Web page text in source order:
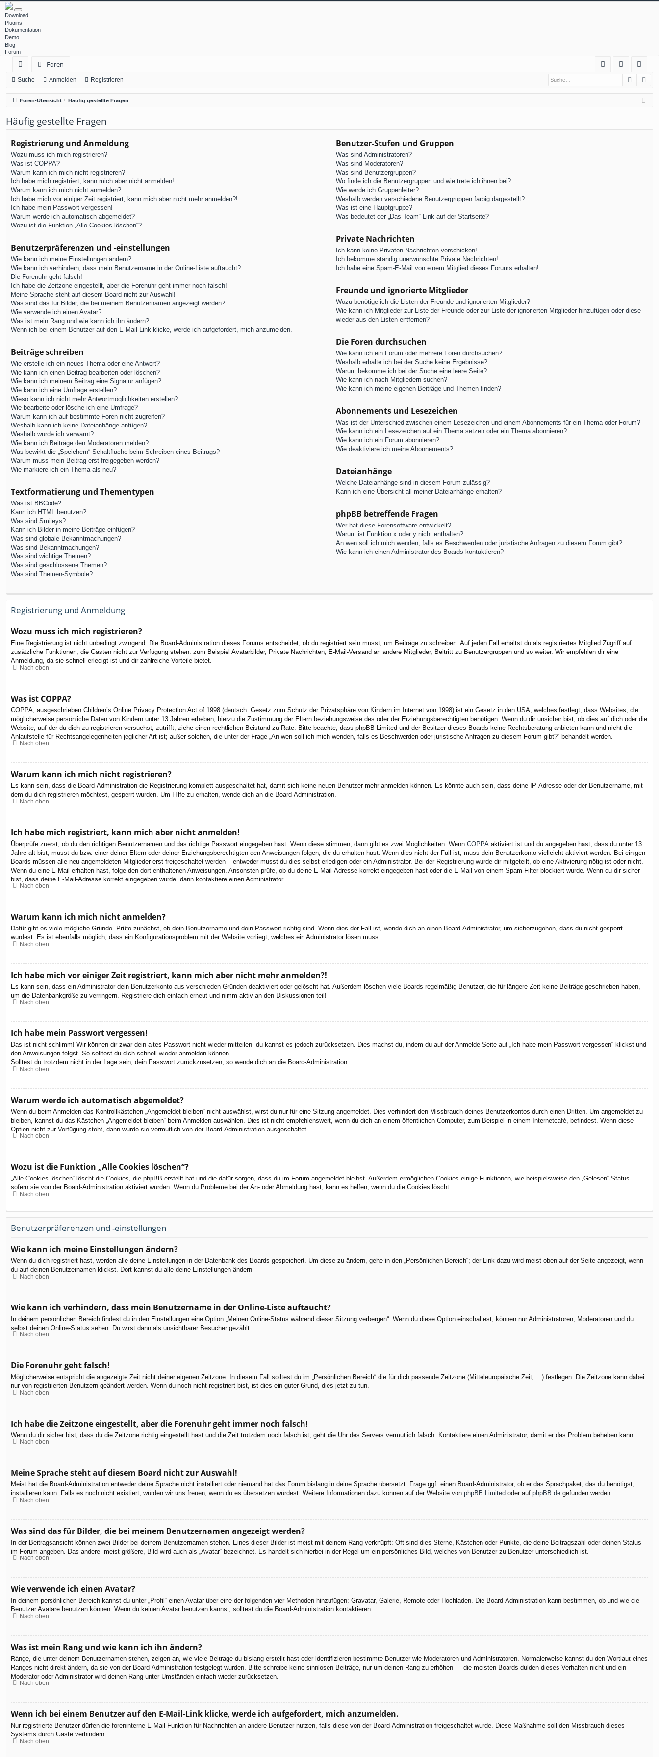
Download
Plugins
Dokumentation
Demo
Blog
Forum
ch
ne
llz
ug
rif
f
Foren
Q
m
el
eg
ist
rie
Suche Anmelden Registrieren Suche
Foren-Übersicht Häufig gestellte Fragen
Häufig gestellte Fragen
Registrierung und Anmeldung
Wozu muss ich mich registrieren?
Was ist COPPA?
Warum kann ich mich nicht registrieren?
Ich habe mich registriert, kann mich aber nicht anmelden!
Warum kann ich mich nicht anmelden?
Ich habe mich vor einiger Zeit registriert, kann mich aber nicht mehr anmelden?!
Ich habe mein Passwort vergessen!
Warum werde ich automatisch abgemeldet?
Wozu ist die Funktion „Alle Cookies löschen“?
Benutzerpräferenzen und -einstellungen
Wie kann ich meine Einstellungen ändern?
Wie kann ich verhindern, dass mein Benutzername in der Online-Liste auftaucht?
Die Forenuhr geht falsch!
Ich habe die Zeitzone eingestellt, aber die Forenuhr geht immer noch falsch!
Meine Sprache steht auf diesem Board nicht zur Auswahl!
Was sind das für Bilder, die bei meinem Benutzernamen angezeigt werden?
Wie verwende ich einen Avatar?
Was ist mein Rang und wie kann ich ihn ändern?
Wenn ich bei einem Benutzer auf den E-Mail-Link klicke, werde ich aufgefordert, mich anzumelden.
Beiträge schreiben
Wie erstelle ich ein neues Thema oder eine Antwort?
Wie kann ich einen Beitrag bearbeiten oder löschen?
Wie kann ich meinem Beitrag eine Signatur anfügen?
Wie kann ich eine Umfrage erstellen?
Wieso kann ich nicht mehr Antwortmöglichkeiten erstellen?
Wie bearbeite oder lösche ich eine Umfrage?
Warum kann ich auf bestimmte Foren nicht zugreifen?
Weshalb kann ich keine Dateianhänge anfügen?
Weshalb wurde ich verwarnt?
Wie kann ich Beiträge den Moderatoren melden?
Was bewirkt die „Speichern“-Schaltfläche beim Schreiben eines Beitrags?
Warum muss mein Beitrag erst freigegeben werden?
Wie markiere ich ein Thema als neu?
Textformatierung und Thementypen
Was ist BBCode?
Kann ich HTML benutzen?
Was sind Smileys?
Kann ich Bilder in meine Beiträge einfügen?
Was sind globale Bekanntmachungen?
Was sind Bekanntmachungen?
Was sind wichtige Themen?
Was sind geschlossene Themen?
Was sind Themen-Symbole?
Benutzer-Stufen und Gruppen
Was sind Administratoren?
Was sind Moderatoren?
Was sind Benutzergruppen?
Wo finde ich die Benutzergruppen und wie trete ich ihnen bei?
Wie werde ich Gruppenleiter?
Weshalb werden verschiedene Benutzergruppen farbig dargestellt?
Was ist eine Hauptgruppe?
Was bedeutet der „Das Team“-Link auf der Startseite?
Private Nachrichten
Ich kann keine Privaten Nachrichten verschicken!
Ich bekomme ständig unerwünschte Private Nachrichten!
Ich habe eine Spam-E-Mail von einem Mitglied dieses Forums erhalten!
Freunde und ignorierte Mitglieder
Wozu benötige ich die Listen der Freunde und ignorierten Mitglieder?
Wie kann ich Mitglieder zur Liste der Freunde oder zur Liste der ignorierten Mitglieder hinzufügen oder diese
wieder aus den Listen entfernen?
Die Foren durchsuchen
Wie kann ich ein Forum oder mehrere Foren durchsuchen?
Weshalb erhalte ich bei der Suche keine Ergebnisse?
Warum bekomme ich bei der Suche eine leere Seite?
Wie kann ich nach Mitgliedern suchen?
Wie kann ich meine eigenen Beiträge und Themen finden?
Abonnements und Lesezeichen
Was ist der Unterschied zwischen einem Lesezeichen und einem Abonnements für ein Thema oder Forum?
Wie kann ich ein Lesezeichen auf ein Thema setzen oder ein Thema abonnieren?
Wie kann ich ein Forum abonnieren?
Wie deaktiviere ich meine Abonnements?
Dateianhänge
Welche Dateianhänge sind in diesem Forum zulässig?
Kann ich eine Übersicht all meiner Dateianhänge erhalten?
phpBB betreffende Fragen
Wer hat diese Forensoftware entwickelt?
Warum ist Funktion x oder y nicht enthalten?
An wen soll ich mich wenden, falls es Beschwerden oder juristische Anfragen zu diesem Forum gibt?
Wie kann ich einen Administrator des Boards kontaktieren?
Registrierung und Anmeldung
Wozu muss ich mich registrieren?
Eine Registrierung ist nicht unbedingt zwingend. Die Board-Administration dieses Forums entscheidet, ob du registriert sein musst, um Beiträge zu schreiben. Auf jeden Fall erhältst du als registriertes Mitglied Zugriff auf
zusätzliche Funktionen, die Gästen nicht zur Verfügung stehen: zum Beispiel Avatarbilder, Private Nachrichten, E-Mail-Versand an andere Mitglieder, Beitritt zu Benutzergruppen und so weiter. Wir empfehlen dir eine
Anmeldung, da sie schnell erledigt ist und dir zahlreiche Vorteile bietet.
Nach oben
Was ist COPPA?
COPPA, ausgeschrieben Children’s Online Privacy Protection Act of 1998 (deutsch: Gesetz zum Schutz der Privatsphäre von Kindern im Internet von 1998) ist ein Gesetz in den USA, welches festlegt, dass Websites, die
möglicherweise persönliche Daten von Kindern unter 13 Jahren erheben, hierzu die Zustimmung der Eltern beziehungsweise des oder der Erziehungsberechtigten benötigen. Wenn du dir unsicher bist, ob dies auf dich oder die
Website, auf der du dich zu registrieren versuchst, zutrifft, ziehe einen rechtlichen Beistand zu Rate. Bitte beachte, dass phpBB Limited und der Besitzer dieses Boards keine Rechtsberatung anbieten kann und nicht die
Anlaufstelle für Rechtsangelegenheiten jeglicher Art ist; außer solchen, die unter der Frage „An wen soll ich mich wenden, falls es Beschwerden oder juristische Anfragen zu diesem Forum gibt?“ behandelt werden.
Nach oben
Warum kann ich mich nicht registrieren?
Es kann sein, dass die Board-Administration die Registrierung komplett ausgeschaltet hat, damit sich keine neuen Benutzer mehr anmelden können. Es könnte auch sein, dass deine IP-Adresse oder der Benutzername, mit
dem du dich registrieren möchtest, gesperrt wurden. Um Hilfe zu erhalten, wende dich an die Board-Administration.
Nach oben
Ich habe mich registriert, kann mich aber nicht anmelden!
Überprüfe zuerst, ob du den richtigen Benutzernamen und das richtige Passwort eingegeben hast. Wenn diese stimmen, dann gibt es zwei Möglichkeiten. Wenn COPPA aktiviert ist und du angegeben hast, dass du unter 13
Jahre alt bist, musst du bzw. einer deiner Eltern oder deiner Erziehungsberechtigten den Anweisungen folgen, die du erhalten hast. Wenn dies nicht der Fall ist, muss dein Benutzerkonto vielleicht aktiviert werden. Bei einigen
Boards müssen alle neu angemeldeten Mitglieder erst freigeschaltet werden – entweder musst du dies selbst erledigen oder ein Administrator. Bei der Registrierung wurde dir mitgeteilt, ob eine Aktivierung nötig ist oder nicht.
Wenn du eine E-Mail erhalten hast, folge den dort enthaltenen Anweisungen. Ansonsten prüfe, ob du deine E-Mail-Adresse korrekt eingegeben hast oder die E-Mail von einem Spam-Filter blockiert wurde. Wenn du dir sicher
bist, dass deine E-Mail-Adresse korrekt eingegeben wurde, dann kontaktiere einen Administrator.
Nach oben
Warum kann ich mich nicht anmelden?
Dafür gibt es viele mögliche Gründe. Prüfe zunächst, ob dein Benutzername und dein Passwort richtig sind. Wenn dies der Fall ist, wende dich an einen Board-Administrator, um sicherzugehen, dass du nicht gesperrt
wurdest. Es ist ebenfalls möglich, dass ein Konfigurationsproblem mit der Website vorliegt, welches ein Administrator lösen muss.
Nach oben
Ich habe mich vor einiger Zeit registriert, kann mich aber nicht mehr anmelden?!
Es kann sein, dass ein Administrator dein Benutzerkonto aus verschieden Gründen deaktiviert oder gelöscht hat. Außerdem löschen viele Boards regelmäßig Benutzer, die für längere Zeit keine Beiträge geschrieben haben,
um die Datenbankgröße zu verringern. Registriere dich einfach erneut und nimm aktiv an den Diskussionen teil!
Nach oben
Ich habe mein Passwort vergessen!
Das ist nicht schlimm! Wir können dir zwar dein altes Passwort nicht wieder mitteilen, du kannst es jedoch zurücksetzen. Dies machst du, indem du auf der Anmelde-Seite auf „Ich habe mein Passwort vergessen“ klickst und
den Anweisungen folgst. So solltest du dich schnell wieder anmelden können.
Solltest du trotzdem nicht in der Lage sein, dein Passwort zurückzusetzen, so wende dich an die Board-Administration.
Nach oben
Warum werde ich automatisch abgemeldet?
Wenn du beim Anmelden das Kontrollkästchen „Angemeldet bleiben“ nicht auswählst, wirst du nur für eine Sitzung angemeldet. Dies verhindert den Missbrauch deines Benutzerkontos durch einen Dritten. Um angemeldet zu
bleiben, kannst du das Kästchen „Angemeldet bleiben“ beim Anmelden auswählen. Dies ist nicht empfehlenswert, wenn du dich an einem öffentlichen Computer, zum Beispiel in einem Internetcafé, befindest. Wenn diese
Option nicht zur Verfügung steht, dann wurde sie vermutlich von der Board-Administration ausgeschaltet.
Nach oben
Wozu ist die Funktion „Alle Cookies löschen“?
„Alle Cookies löschen“ löscht die Cookies, die phpBB erstellt hat und die dafür sorgen, dass du im Forum angemeldet bleibst. Außerdem ermöglichen Cookies einige Funktionen, wie beispielsweise den „Gelesen“-Status –
sofern sie von der Board-Administration aktiviert wurden. Wenn du Probleme bei der An- oder Abmeldung hast, kann es helfen, wenn du die Cookies löscht.
Nach oben
Benutzerpräferenzen und -einstellungen
Wie kann ich meine Einstellungen ändern?
Wenn du dich registriert hast, werden alle deine Einstellungen in der Datenbank des Boards gespeichert. Um diese zu ändern, gehe in den „Persönlichen Bereich“; der Link dazu wird meist oben auf der Seite angezeigt, wenn
du auf deinen Benutzernamen klickst. Dort kannst du alle deine Einstellungen ändern.
Nach oben
Wie kann ich verhindern, dass mein Benutzername in der Online-Liste auftaucht?
In deinem persönlichen Bereich findest du in den Einstellungen eine Option „Meinen Online-Status während dieser Sitzung verbergen“. Wenn du diese Option einschaltest, können nur Administratoren, Moderatoren und du
selbst deinen Online-Status sehen. Du wirst dann als unsichtbarer Besucher gezählt.
Nach oben
Die Forenuhr geht falsch!
Möglicherweise entspricht die angezeigte Zeit nicht deiner eigenen Zeitzone. In diesem Fall solltest du im „Persönlichen Bereich“ die für dich passende Zeitzone (Mitteleuropäische Zeit, ...) festlegen. Die Zeitzone kann dabei
nur von registrierten Benutzern geändert werden. Wenn du noch nicht registriert bist, ist dies ein guter Grund, dies jetzt zu tun.
Nach oben
Ich habe die Zeitzone eingestellt, aber die Forenuhr geht immer noch falsch!
Wenn du dir sicher bist, dass du die Zeitzone richtig eingestellt hast und die Zeit trotzdem noch falsch ist, geht die Uhr des Servers vermutlich falsch. Kontaktiere einen Administrator, damit er das Problem beheben kann.
Nach oben
Meine Sprache steht auf diesem Board nicht zur Auswahl!
Meist hat die Board-Administration entweder deine Sprache nicht installiert oder niemand hat das Forum bislang in deine Sprache übersetzt. Frage ggf. einen Board-Administrator, ob er das Sprachpaket, das du benötigst,
installieren kann. Falls es noch nicht existiert, würden wir uns freuen, wenn du es übersetzen würdest. Weitere Informationen dazu können auf der Website von phpBB Limited oder auf phpBB.de gefunden werden.
Nach oben
Was sind das für Bilder, die bei meinem Benutzernamen angezeigt werden?
In der Beitragsansicht können zwei Bilder bei deinem Benutzernamen stehen. Eines dieser Bilder ist meist mit deinem Rang verknüpft: Oft sind dies Sterne, Kästchen oder Punkte, die deine Beitragszahl oder deinen Status
im Forum angeben. Das andere, meist größere, Bild wird auch als „Avatar“ bezeichnet. Es handelt sich hierbei in der Regel um ein persönliches Bild, welches von Benutzer zu Benutzer unterschiedlich ist.
Nach oben
Wie verwende ich einen Avatar?
In deinem persönlichen Bereich kannst du unter „Profil“ einen Avatar über eine der folgenden vier Methoden hinzufügen: Gravatar, Galerie, Remote oder Hochladen. Die Board-Administration kann bestimmen, ob und wie die
Benutzer Avatare benutzen können. Wenn du keinen Avatar benutzen kannst, solltest du die Board-Administration kontaktieren.
Nach oben
Was ist mein Rang und wie kann ich ihn ändern?
Ränge, die unter deinem Benutzernamen stehen, zeigen an, wie viele Beiträge du bislang erstellt hast oder identifizieren bestimmte Benutzer wie Moderatoren und Administratoren. Normalerweise kannst du den Wortlaut eines
Ranges nicht direkt ändern, da sie von der Board-Administration festgelegt wurden. Bitte schreibe keine sinnlosen Beiträge, nur um deinen Rang zu erhöhen — die meisten Boards dulden dieses Verhalten nicht und ein
Moderator oder Administrator wird deinen Rang unter Umständen einfach wieder zurücksetzen.
Nach oben
Wenn ich bei einem Benutzer auf den E-Mail-Link klicke, werde ich aufgefordert, mich anzumelden.
Nur registrierte Benutzer dürfen die foreninterne E-Mail-Funktion für Nachrichten an andere Benutzer nutzen, falls diese von der Board-Administration freigeschaltet wurde. Diese Maßnahme soll den Missbrauch dieses
Systems durch Gäste verhindern.
Nach oben